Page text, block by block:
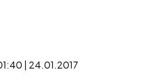
| 24.01.2017